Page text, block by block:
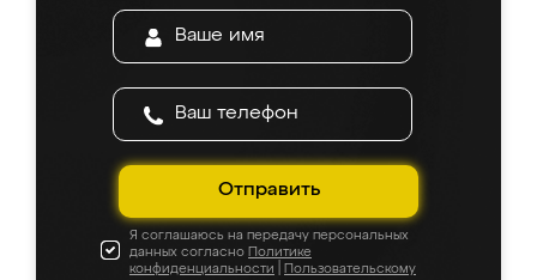
Отправить
Я соглашаюсь на передачу персональных
данных согласно Политике
конфиденциальности
Пользовательскому